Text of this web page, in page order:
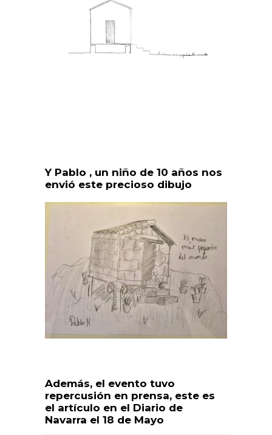
Y Pablo , un niño de 10 años nos
envió este precioso dibujo
Además, el evento tuvo
repercusión en prensa, este es
el artículo en el Diario de
Navarra el 18 de Mayo